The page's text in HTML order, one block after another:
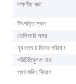
লক্ষণীয় করা
উৎপত্তি স্থল
ডেলিভারি সময়
ন্যূনতম চাহিদার পরিমাণ
পরিচিতিমুলক নাম
প্যাকেজিং বিবরণ